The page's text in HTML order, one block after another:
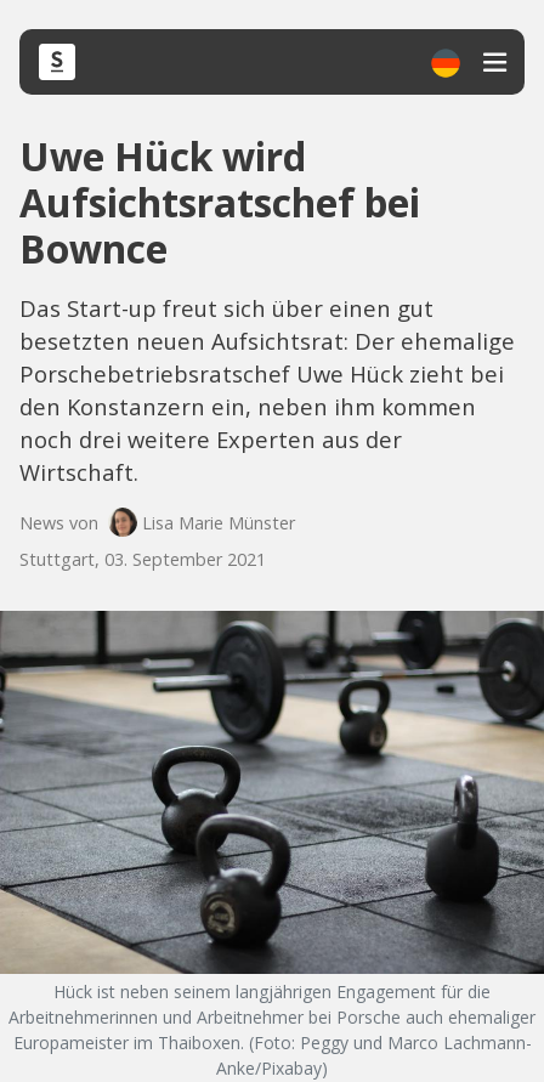
Uwe Hück wird
Aufsichtsratschef bei
Bownce
Das Start-up freut sich über einen gut
besetzten neuen Aufsichtsrat: Der ehemalige
Porschebetriebsratschef Uwe Hück zieht bei
den Konstanzern ein, neben ihm kommen
noch drei weitere Experten aus der
Wirtschaft.
News von
Lisa Marie Münster
Stuttgart, 03. September 2021
Hück ist neben seinem langjährigen Engagement für die
Arbeitnehmerinnen und Arbeitnehmer bei Porsche auch ehemaliger
Europameister im Thaiboxen. (Foto: Peggy und Marco Lachmann-
Anke/Pixabay)